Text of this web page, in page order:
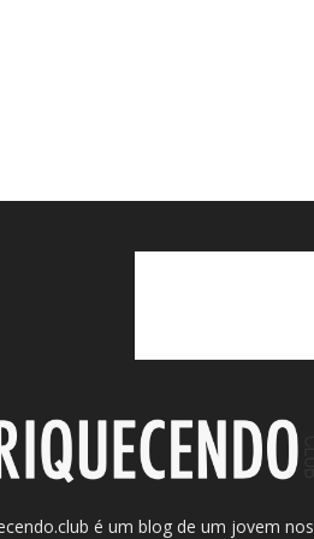
é um blog de um jovem nos